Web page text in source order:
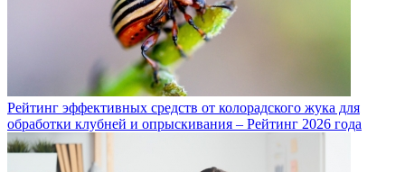
Рейтинг эффективных средств от колорадского жука для
обработки клубней и опрыскивания – Рейтинг 2026 года